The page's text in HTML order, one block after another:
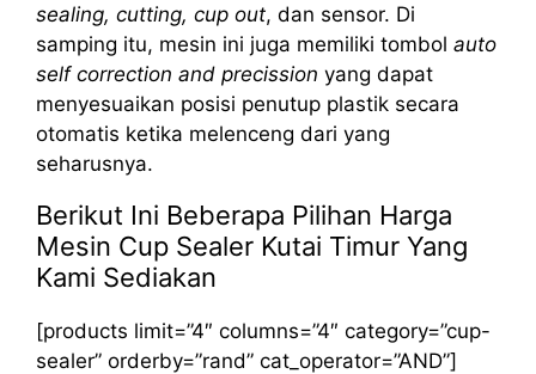
sealing, cutting, cup out, dan sensor. Di
samping itu, mesin ini juga memiliki tombol auto
self correction and precission yang dapat
menyesuaikan posisi penutup plastik secara
otomatis ketika melenceng dari yang
seharusnya.
Berikut Ini Beberapa Pilihan Harga
Mesin Cup Sealer Kutai Timur Yang
Kami Sediakan
[products limit=”4″ columns=”4″ category=”cup-
sealer” orderby=”rand” cat_operator=”AND”]